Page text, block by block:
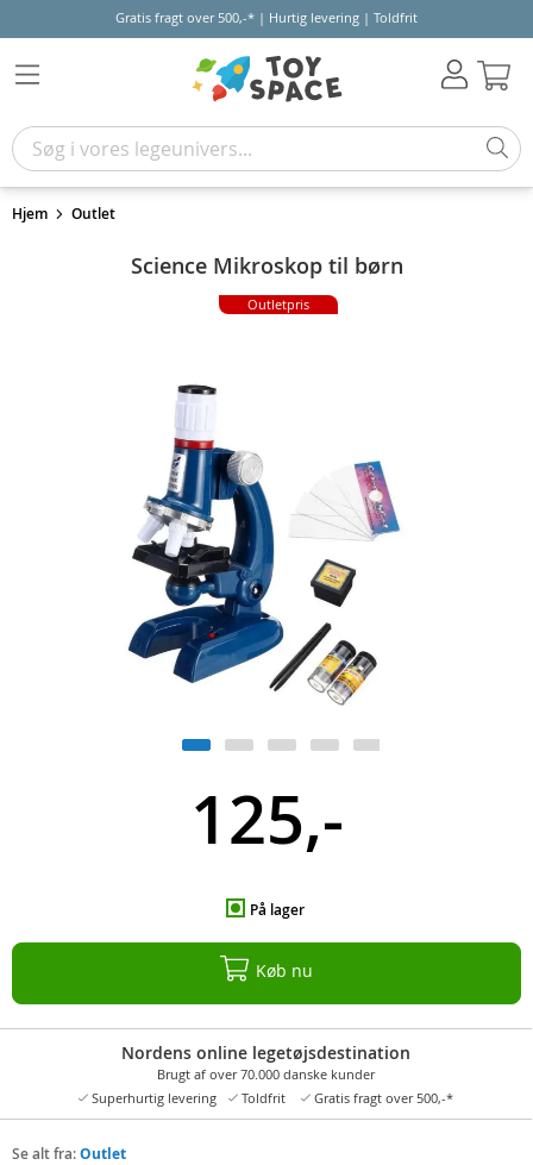
Gratis fragt over 500,-* | Hurtig levering | Toldfrit
Hjem Outlet
Science Mikroskop til børn
Outletpris
125,-
På lager
Køb nu
Nordens online legetøjsdestination
Brugt af over 70.000 danske kunder
Superhurtig levering
Toldfrit Gratis fragt over 500,-*
Se alt fra:Outlet